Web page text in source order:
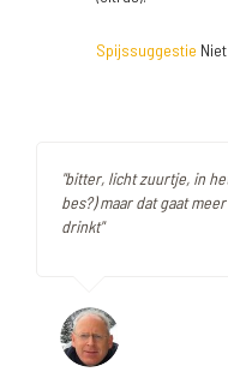
Spijssuggestie
"bitter, licht zuurtje, in
bes?) maar dat gaat
drinkt"